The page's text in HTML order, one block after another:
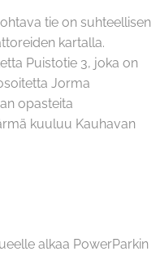
tie on suhteellisen
kartalla.
Puistotie 3, joka on
Jorma
opasteita
kuuluu Kauhavan
alkaa PowerParkin